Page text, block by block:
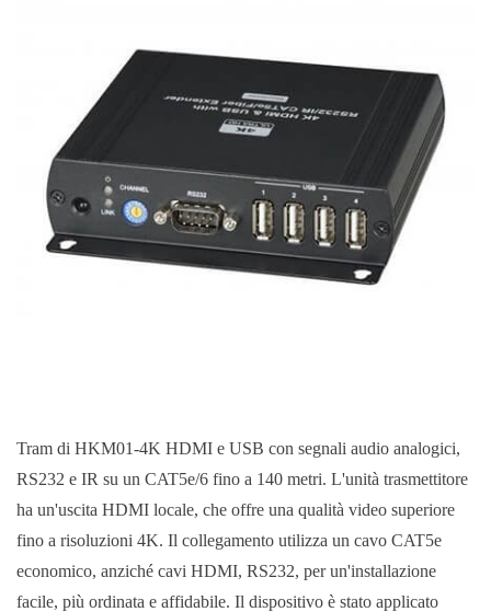
Tram di HKM01-4K HDMI e USB con segnali audio analogici,
RS232 e IR su un CAT5e/6 fino a 140 metri. L'unità trasmettitore
ha un'uscita HDMI locale, che offre una qualità video superiore
fino a risoluzioni 4K. Il collegamento utilizza un cavo CAT5e
economico, anziché cavi HDMI, RS232, per un'installazione
facile, più ordinata e affidabile. Il dispositivo è stato applicato